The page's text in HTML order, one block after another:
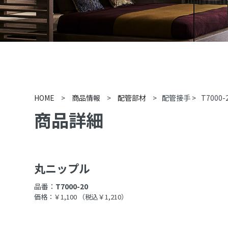
HOME > 商品情報 > 配管部材 > 配管接手 > T7000-
商品詳細
丸ニップル
品番： T7000-20
価格：￥1,100 （税込￥1,210）